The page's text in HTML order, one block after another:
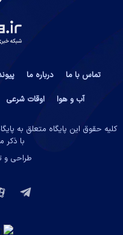
تماس با ما درباره ما
آب و هوا
اوقات شرعی
کلیه حقوق این پایگاه متعلق به
با ذکر
طراحی و